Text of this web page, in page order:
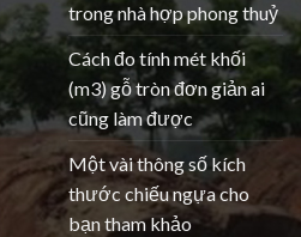
trong nhà hợp phong thuỷ
Cách đo tính mét khối
(m3) gỗ tròn đơn giản ai
cũng làm được
Một vài thông số kích
thước chiếu ngựa cho
bạn tham khảo